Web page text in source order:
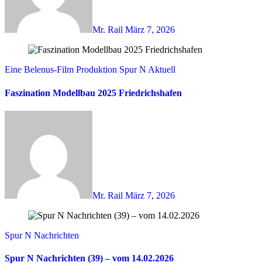
Mr. Rail März 7, 2026
Eine Belenus-Film Produktion Spur N Aktuell
Faszination Modellbau 2025 Friedrichshafen
Mr. Rail März 7, 2026
Spur N Nachrichten
Spur N Nachrichten (39) – vom 14.02.2026